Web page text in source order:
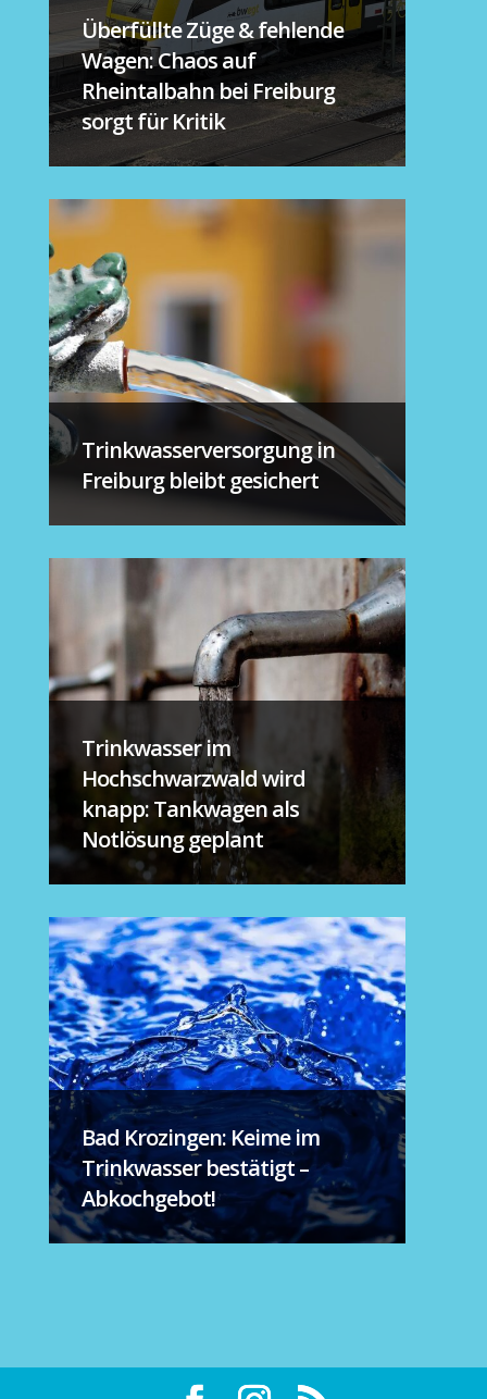
Überfüllte Züge & fehlende
Wagen: Chaos auf
Rheintalbahn bei Freiburg
sorgt für Kritik
Trinkwasserversorgung in
Freiburg bleibt gesichert
Trinkwasser im
Hochschwarzwald wird
knapp: Tankwagen als
Notlösung geplant
Bad Krozingen: Keime im
Trinkwasser bestätigt –
Abkochgebot!